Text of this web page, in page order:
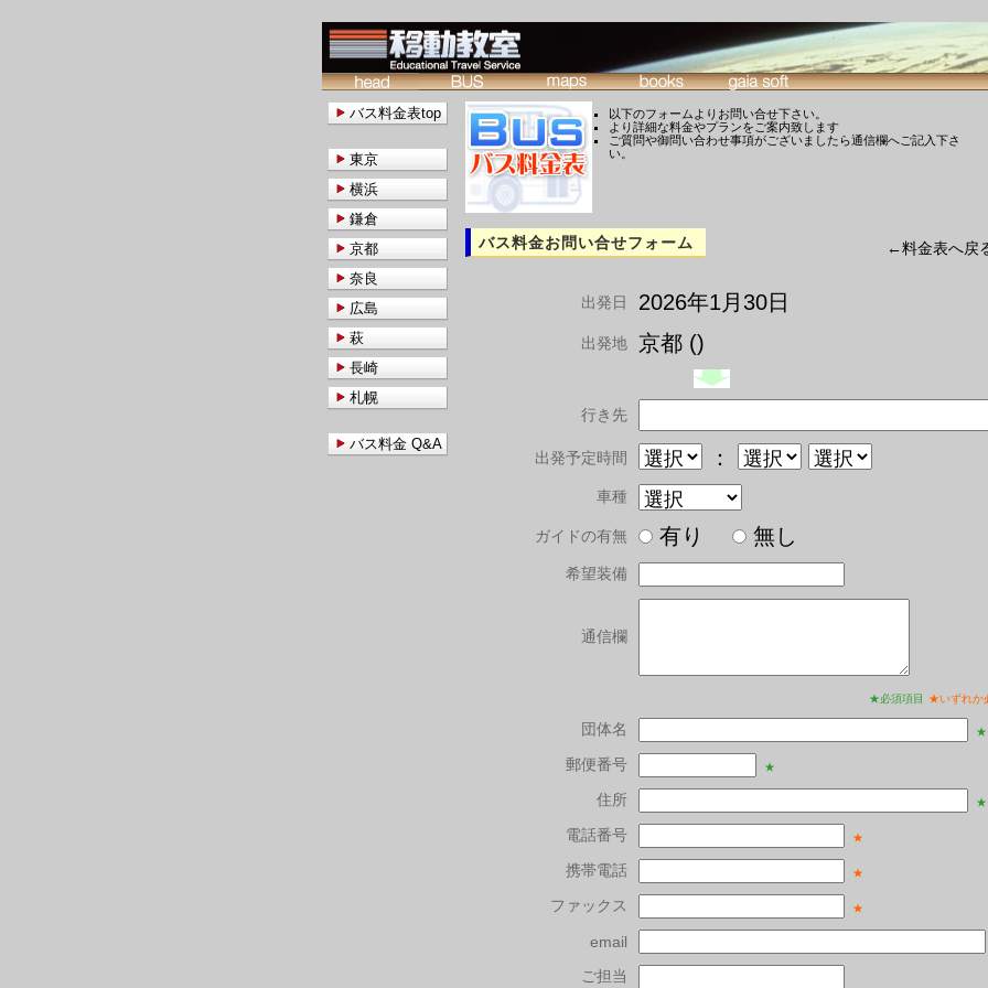
以下のフォームよりお問い合せ下さい。
より詳細な料金やプランをご案内致します
ご質問や御問い合わせ事項がございましたら通信欄へご記入下さ
い。
バス料金お問い合せフォーム ←料金表へ戻
出発日 2026年1月30日
出発地 京都 ()
行き先
出発予定時間 ：
車種
ガイドの有無 有り 無し
希望装備
通信欄
★必須項目 ★いずれか
団体名 ★
郵便番号 ★
住所 ★
電話番号 ★
携帯電話 ★
ファックス ★
email
ご担当
バス料金表top
東京
横浜
鎌倉
京都
奈良
広島
萩
長崎
札幌
バス料金 Q&A